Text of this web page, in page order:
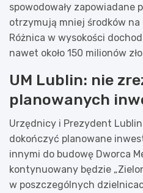
spowodowały zapowiadane
otrzymują mniej środków
Różnica w wysokości
nawet około 150 milionów
UM Lublin: nie
planowanych
Urzędnicy i Prezydent
dokończyć planowane
innymi do budowę Dworca
kontynuowany będzie
w poszczególnych